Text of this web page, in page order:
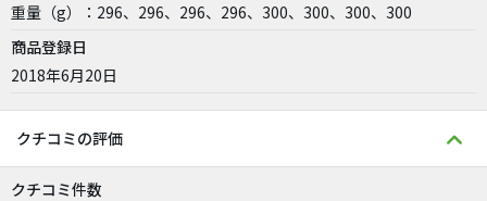
重量（g）：296、296、296、296、300、300、300、300
商品登録日
2018年6月20日
クチコミの評価
クチコミ件数